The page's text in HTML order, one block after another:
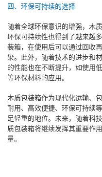
四、环保可持续的选择
随着全球环保意识的增强，木
环保可持续性也得到了越来越
装箱，在使用后可以通过回收
染。此外，随着技术的进步和
的性能也在不断提升，如使用
等环保材料的应用。
木质包装箱作为现代化运输、
耐用、高效便捷、环保可持续
足轻重的地位。未来，随着科
质包装箱将继续发挥其重要作
量。